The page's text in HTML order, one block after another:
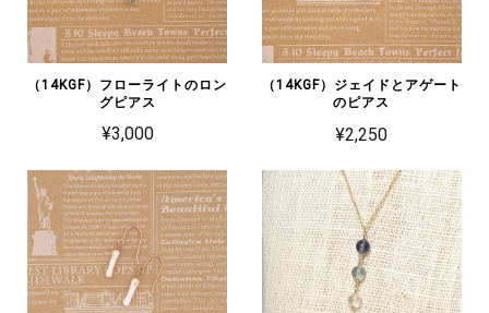
（14KGF）フローライトのロン
グピアス
¥3,000
（14KGF）ジェイドとアゲート
のピアス
¥2,250